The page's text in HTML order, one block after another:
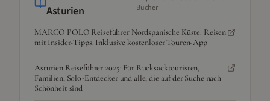
Asturien
Bücher
MARCO POLO Reiseführer Nordspanische Küste: Reisen
mit Insider-Tipps. Inklusive kostenloser Touren-App
Asturien Reiseführer 2025: Für Rucksacktouristen,
Familien, Solo-Entdecker und alle, die auf der Suche nach
Schönheit sind